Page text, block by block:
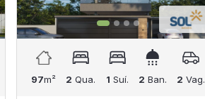
97m² 2 Qua. 1 Suí. 2 Ban. 2 Vag.